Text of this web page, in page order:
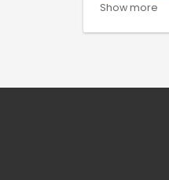
Show more